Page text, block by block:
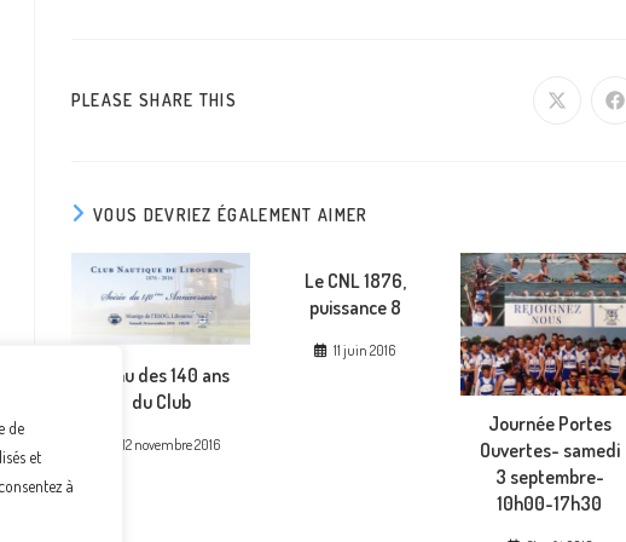
de
et
à
PLEASE SHARE THIS
Ouvrir
VOUS DEVRIEZ ÉGALEMENT AIMER
Menu des 140 ans
du Club
12 novembre 2016
Le CNL 1876,
puissance 8
11 juin 2016
Journée Portes
Ouvertes- samedi
3 septembre-
10h00-17h30